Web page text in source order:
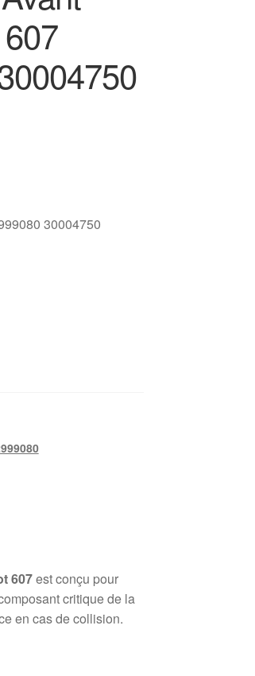
30004750
607est conçu pour
critique de la
en cas de collision.